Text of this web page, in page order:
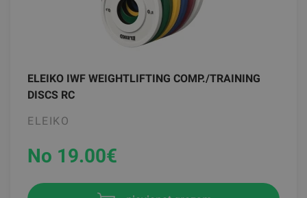
ELEIKO IWF WEIGHTLIFTING COMP./TRAINING
DISCS RC
ELEIKO
No 19.00€